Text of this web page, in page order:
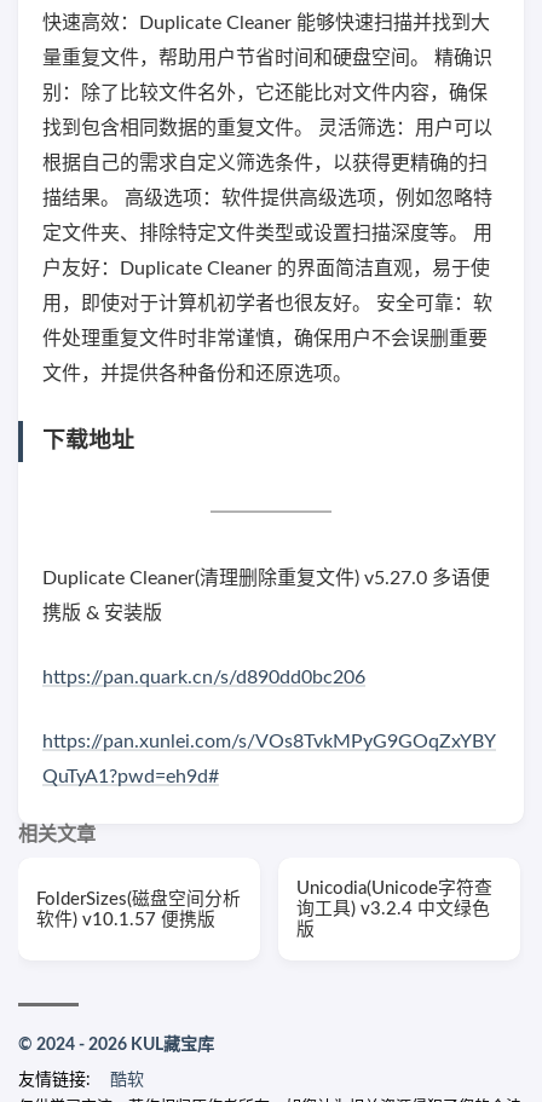
快速高效：Duplicate Cleaner 能够快速扫描并找到大
量重复文件，帮助用户节省时间和硬盘空间。 精确识
别：除了比较文件名外，它还能比对文件内容，确保
找到包含相同数据的重复文件。 灵活筛选：用户可以
根据自己的需求自定义筛选条件，以获得更精确的扫
描结果。 高级选项：软件提供高级选项，例如忽略特
定文件夹、排除特定文件类型或设置扫描深度等。 用
户友好：Duplicate Cleaner 的界面简洁直观，易于使
用，即使对于计算机初学者也很友好。 安全可靠：软
件处理重复文件时非常谨慎，确保用户不会误删重要
文件，并提供各种备份和还原选项。
下载地址
Duplicate Cleaner(清理删除重复文件) v5.27.0 多语便
携版 & 安装版
https://pan.quark.cn/s/d890dd0bc206
https://pan.xunlei.com/s/VOs8TvkMPyG9GOqZxYBY
QuTyA1?pwd=eh9d#
相关文章
FolderSizes(磁盘空间分析
软件) v10.1.57 便携版
Unicodia(Unicode字符查
询工具) v3.2.4 中文绿色
版
© 2024 - 2026 KUL藏宝库
友情链接: 酷软